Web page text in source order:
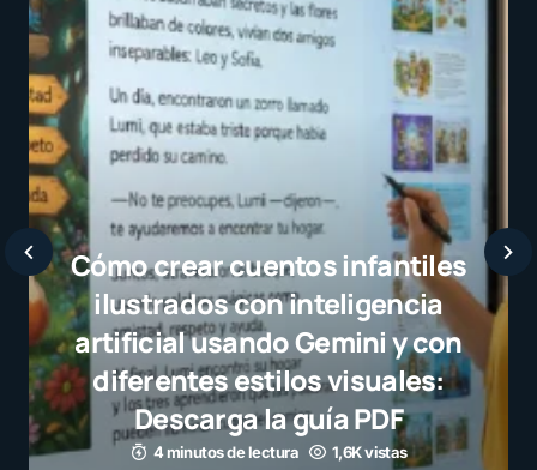
Javier Bardem elogia a la
selección campeona y destaca
el juego limpio como ejemplo
para millones de niños
3 minutos de lectura 1,1K vistas